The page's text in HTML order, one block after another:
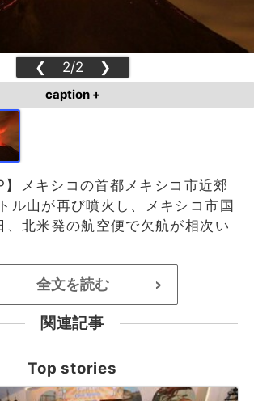
❮ 2/2 ❯
caption +
】メキシコの首都メキシコ市近郊
ル山が再び噴火し、メキシコ市国
、北米発の航空便で欠航が相次い
全文を読む >
関連記事
Top stories